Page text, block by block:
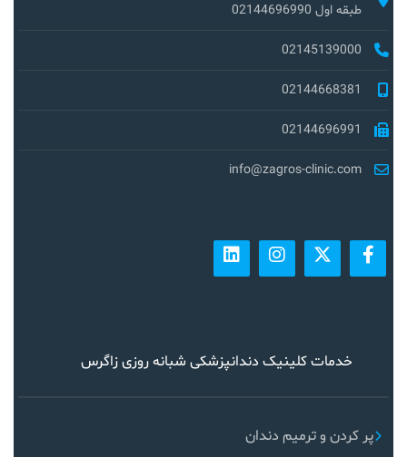
طبقه اول 02144696990
02145139000
02144668381
02144696991
info@zagros-clinic.com
خدمات کلینیک دندانپزشکی شبانه روزی زاگرس
پر کردن و ترمیم دندان